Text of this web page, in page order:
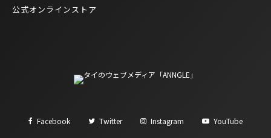
公式オンラインストア
Facebook Twitter Instagram YouTube